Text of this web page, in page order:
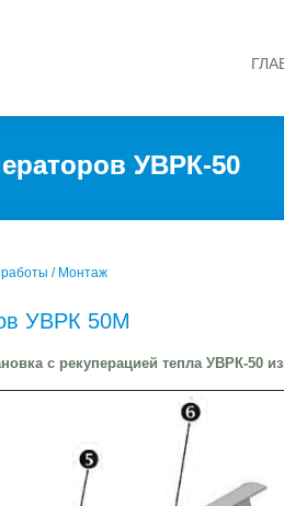
УВРК-50
/ Монтаж
УВРК 50М
с рекуперацией тепла УВРК-50